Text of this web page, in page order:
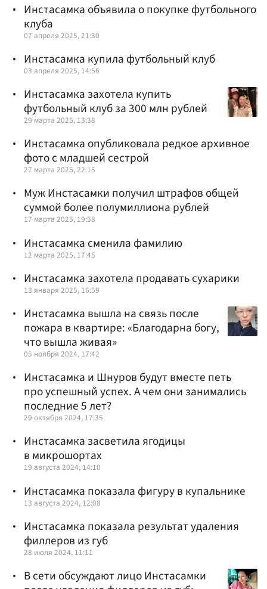
Инстасамка объявила о покупке футбольного
клуба
07 апреля 2025, 21:30
Инстасамка купила футбольный клуб
03 апреля 2025, 14:56
Инстасамка захотела купить
футбольный клуб за 300 млн рублей
29 марта 2025, 13:38
Инстасамка опубликовала редкое архивное
фото с младшей сестрой
27 марта 2025, 22:15
Муж Инстасамки получил штрафов общей
суммой более полумиллиона рублей
17 марта 2025, 19:58
Инстасамка сменила фамилию
12 марта 2025, 17:45
Инстасамка захотела продавать сухарики
13 января 2025, 16:59
Инстасамка вышла на связь после
пожара в квартире: «Благодарна богу,
что вышла живая»
05 ноября 2024, 17:42
Инстасамка и Шнуров будут вместе петь
про успешный успех. А чем они занимались
последние 5 лет?
29 октября 2024, 17:35
Инстасамка засветила ягодицы
в микрошортах
19 августа 2024, 14:10
Инстасамка показала фигуру в купальнике
13 августа 2024, 12:08
Инстасамка показала результат удаления
филлеров из губ
28 июля 2024, 11:11
В сети обсуждают лицо Инстасамки